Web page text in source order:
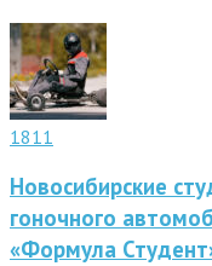
1811
Новосибирские
гоночного
«Формула